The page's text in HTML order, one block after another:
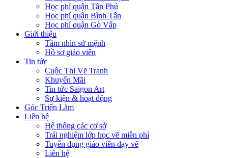
Học phí quận Tân Phú
Học phí quận Bình Tân
Học phí quận Gò Vấp
Giới thiệu
Tầm nhìn sứ mệnh
Hồ sơ giáo viên
Tin tức
Cuộc Thi Vẽ Tranh
Khuyến Mãi
Tin tức Saigon Art
Sự kiện & hoạt động
Góc Triển Lãm
Liên hệ
Hệ thống các cơ sở
Trải nghiệm lớp học vẽ miễn phí
Tuyển dụng giáo viên dạy vẽ
Liên hệ